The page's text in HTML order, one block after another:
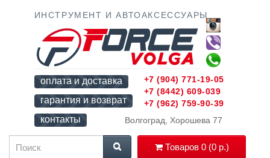
ИНСТРУМЕНТ И АВТОАКСЕССУАРЫ
оплата и доставка
гарантия и возврат
контакты
Волгоград, Хорошева 77
Товаров 0 (0 р.)
+7 (904) 771-19-05
+7 (8442) 609-039
+7 (962) 759-90-39